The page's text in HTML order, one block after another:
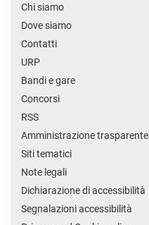
Chi siamo
Dove siamo
Contatti
URP
Bandi e gare
Concorsi
RSS
Amministrazione trasparente
Siti tematici
Note legali
Dichiarazione di accessibilità
Segnalazioni accessibilità